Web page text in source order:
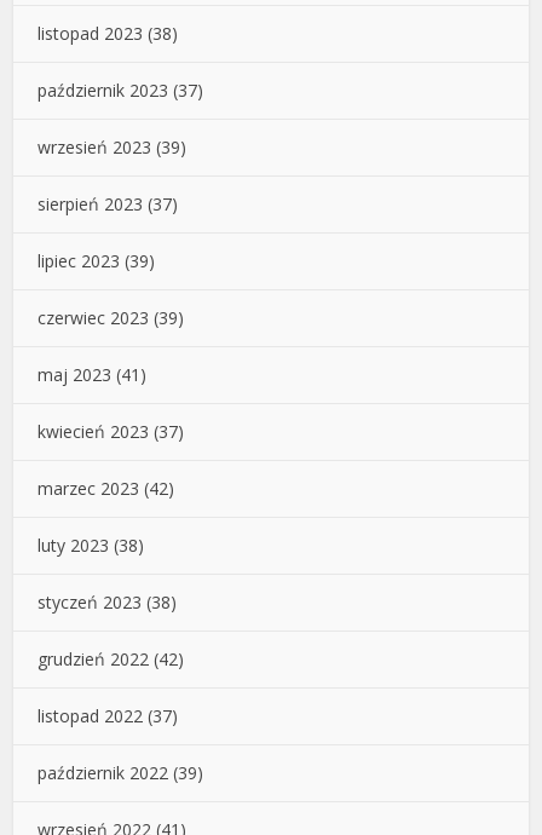
listopad 2023 (38)
październik 2023 (37)
wrzesień 2023 (39)
sierpień 2023 (37)
lipiec 2023 (39)
czerwiec 2023 (39)
maj 2023 (41)
kwiecień 2023 (37)
marzec 2023 (42)
luty 2023 (38)
styczeń 2023 (38)
grudzień 2022 (42)
listopad 2022 (37)
październik 2022 (39)
wrzesień 2022 (41)